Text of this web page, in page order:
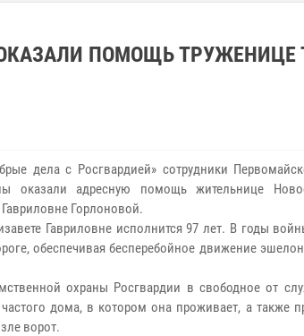
ПОМОЩЬ ТРУЖЕНИЦЕ
дела с Росгвардией» сотрудники
оказали адресную помощь жительнице
Горлоновой.
Гавриловне исполнится 97 лет. В годы
обеспечивая бесперебойное движение
охраны Росгвардии в свободное от
дома, в котором она проживает, а также
ворот.